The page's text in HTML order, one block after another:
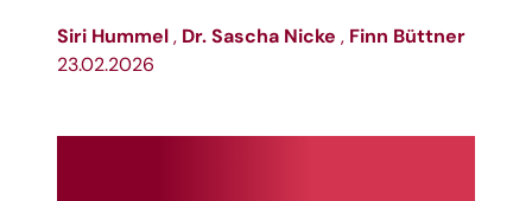
Siri Hummel , Dr. Sascha Nicke , Finn Büttner
23.02.2026